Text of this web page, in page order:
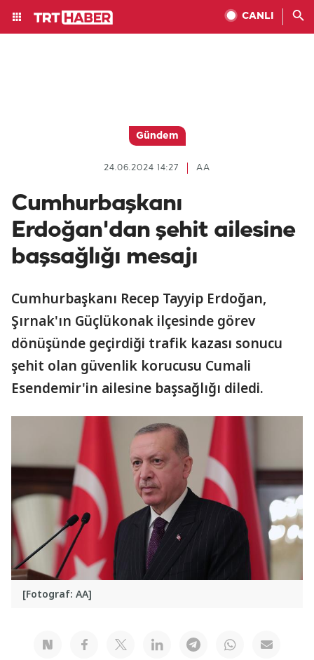
CANLI
Gündem
AA
24.06.2024 14:27
Cumhurbaşkanı
Erdoğan'dan şehit ailesine
başsağlığı mesajı
Cumhurbaşkanı Recep Tayyip Erdoğan,
Şırnak'ın Güçlükonak ilçesinde görev
dönüşünde geçirdiği trafik kazası sonucu
şehit olan güvenlik korucusu Cumali
Esendemir'in ailesine başsağlığı diledi.
[Fotograf: AA]